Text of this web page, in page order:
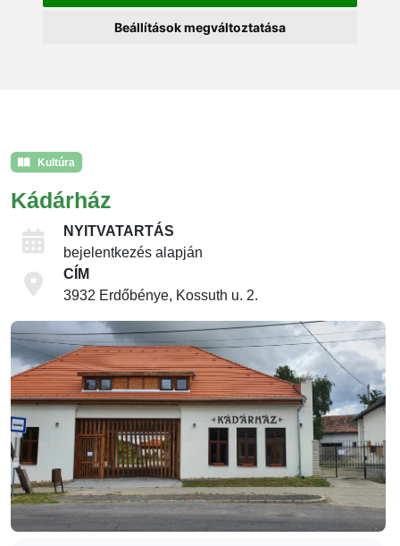
Beállítások megváltoztatása
Kultúra
Kádárház
NYITVATARTÁS
bejelentkezés alapján
CÍM
3932 Erdőbénye, Kossuth u. 2.